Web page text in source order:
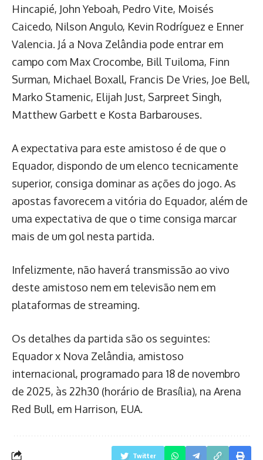
Hincapié, John Yeboah, Pedro Vite, Moisés
Caicedo, Nilson Angulo, Kevin Rodríguez e Enner
Valencia. Já a Nova Zelândia pode entrar em
campo com Max Crocombe, Bill Tuiloma, Finn
Surman, Michael Boxall, Francis De Vries, Joe Bell,
Marko Stamenic, Elijah Just, Sarpreet Singh,
Matthew Garbett e Kosta Barbarouses.
A expectativa para este amistoso é de que o
Equador, dispondo de um elenco tecnicamente
superior, consiga dominar as ações do jogo. As
apostas favorecem a vitória do Equador, além de
uma expectativa de que o time consiga marcar
mais de um gol nesta partida.
Infelizmente, não haverá transmissão ao vivo
deste amistoso nem em televisão nem em
plataformas de streaming.
Os detalhes da partida são os seguintes:
Equador x Nova Zelândia, amistoso
internacional, programado para 18 de novembro
de 2025, às 22h30 (horário de Brasília), na Arena
Red Bull, em Harrison, EUA.
Twitter